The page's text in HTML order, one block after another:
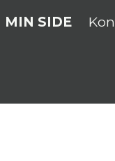
MIN SIDE